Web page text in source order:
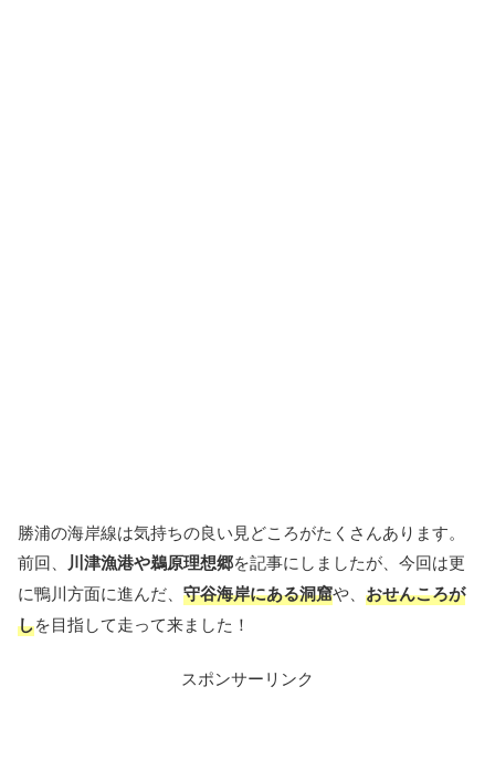
勝浦の海岸線は気持ちの良い見どころがたくさんあります。
前回、 川津漁港や鵜原理想郷を記事にしましたが、今回は更
に鴨川方面に進んだ、 守谷海岸にある洞窟や、 おせんころが
しを目指して走って来ました！
スポンサーリンク